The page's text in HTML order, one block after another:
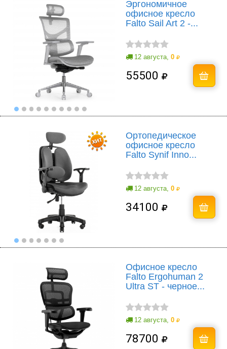
Эргономичное
офисное кресло
Falto Sail Art 2 -...
12 августа, 0
55500
Ортопедическое
офисное кресло
Falto Synif Inno...
12 августа, 0
34100
Офисное кресло
Falto Ergohuman 2
Ultra ST - черное...
12 августа, 0
78700